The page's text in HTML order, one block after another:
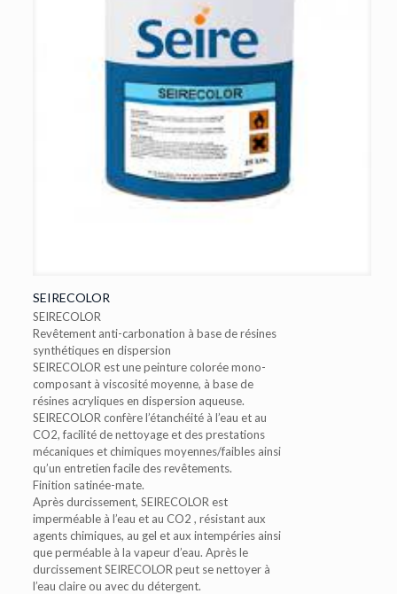
SEIRECOLOR
SEIRECOLOR
Revêtement anti-carbonation à base de résines
synthétiques en dispersion
SEIRECOLOR est une peinture colorée mono-
composant à viscosité moyenne, à base de
résines acryliques en dispersion aqueuse.
SEIRECOLOR confère l’étanchéité à l’eau et au
CO2, facilité de nettoyage et des prestations
mécaniques et chimiques moyennes/faibles ainsi
qu’un entretien facile des revêtements.
Finition satinée-mate.
Après durcissement, SEIRECOLOR est
imperméable à l’eau et au CO2 , résistant aux
agents chimiques, au gel et aux intempéries ainsi
que perméable à la vapeur d’eau. Après le
durcissement SEIRECOLOR peut se nettoyer à
l’eau claire ou avec du détergent.